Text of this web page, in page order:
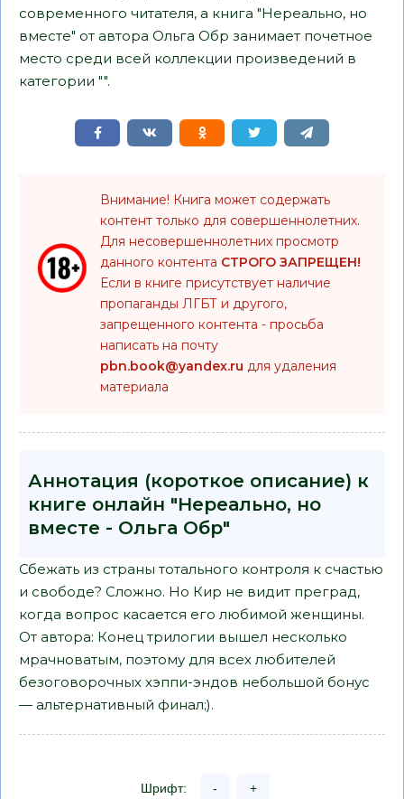
современного читателя, а книга "Нереально, но
вместе" от автора Ольга Обр занимает почетное
место среди всей коллекции произведений в
категории "".
Внимание! Книга может содержать
контент только для совершеннолетних.
Для несовершеннолетних просмотр
данного контента СТРОГО ЗАПРЕЩЕН!
Если в книге присутствует наличие
пропаганды ЛГБТ и другого,
запрещенного контента - просьба
написать на почту
pbn.book@yandex.ru для удаления
материала
Аннотация (короткое описание) к
книге онлайн "Нереально, но
вместе - Ольга Обр"
Сбежать из страны тотального контроля к счастью
и свободе? Сложно. Но Кир не видит преград,
когда вопрос касается его любимой женщины.
От автора: Конец трилогии вышел несколько
мрачноватым, поэтому для всех любителей
безоговорочных хэппи-эндов небольшой бонус
— альтернативный финал;).
Шрифт: - +